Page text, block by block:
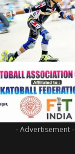
- Advertisement -